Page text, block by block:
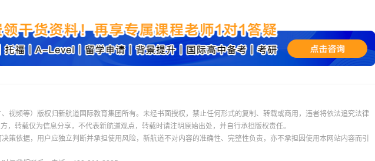
视频等）版权归新航道国际教育集团所有。未经书面授权，禁止任何形式的复制、转载或商用，违者将依法追究法律
，转载仅为信息分享，不代表新航道观点，转载时请注明原始出处，并自行承担版权责任。
策依据，用户应独立判断并承担使用风险，新航道不对内容的准确性、完整性负责，亦不承担因使用本网站内容而引